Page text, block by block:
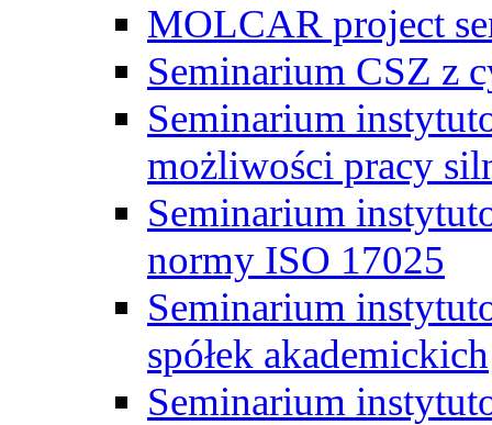
MOLCAR project
Seminarium CSZ z
Seminarium
możliwości pracy
Seminarium
normy ISO 17025
Seminarium
spółek akademickich
Seminarium